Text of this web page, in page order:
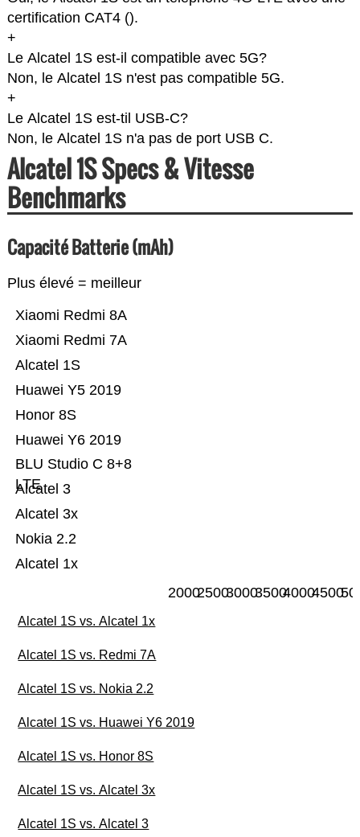
certification CAT4 ().
+
Le Alcatel 1S est-il compatible avec 5G?
Non, le Alcatel 1S n'est pas compatible 5G.
+
Le Alcatel 1S est-til USB-C?
Non, le Alcatel 1S n'a pas de port USB C.
Alcatel 1S Specs & Vitesse
Benchmarks
Capacité Batterie (mAh)
Plus élevé = meilleur
Alcatel 1x
Nokia 2.2
Alcatel 3x
Alcatel 3
BLU Studio C 8+8
LTE
Huawei Y6 2019
Honor 8S
Huawei Y5 2019
Alcatel 1S
Xiaomi Redmi 7A
Xiaomi Redmi 8A
200025003000350040004500
Alcatel 1S vs. Alcatel 1x
Alcatel 1S vs. Redmi 7A
Alcatel 1S vs. Nokia 2.2
Alcatel 1S vs. Huawei Y6 2019
Alcatel 1S vs. Honor 8S
Alcatel 1S vs. Alcatel 3x
Alcatel 1S vs. Alcatel 3